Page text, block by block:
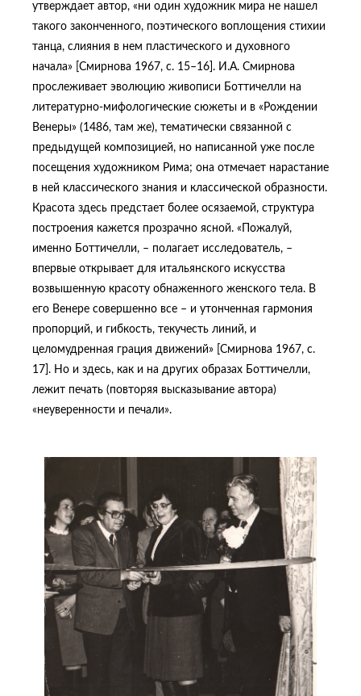
утверждает автор, «ни один художник мира не нашел
такого законченного, поэтического воплощения стихии
танца, слияния в нем пластического и духовного
начала» [Смирнова 1967, с. 15–16]. И.А. Смирнова
прослеживает эволюцию живописи Боттичелли на
литературно-мифологические сюжеты и в «Рождении
Венеры» (1486, там же), тематически связанной с
предыдущей композицией, но написанной уже после
посещения художником Рима; она отмечает нарастание
в ней классического знания и классической образности.
Красота здесь предстает более осязаемой, структура
построения кажется прозрачно ясной. «Пожалуй,
именно Боттичелли, – полагает исследователь, –
впервые открывает для итальянского искусства
возвышенную красоту обнаженного женского тела. В
его Венере совершенно все – и утонченная гармония
пропорций, и гибкость, текучесть линий, и
целомудренная грация движений» [Смирнова 1967, с.
17]. Но и здесь, как и на других образах Боттичелли,
лежит печать (повторяя высказывание автора)
«неуверенности и печали».